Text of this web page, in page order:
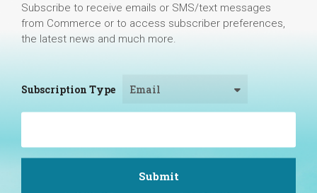
Subscribe to receive emails or SMS/text messages
from Commerce or to access subscriber preferences,
the latest news and much more.
Subscription Type